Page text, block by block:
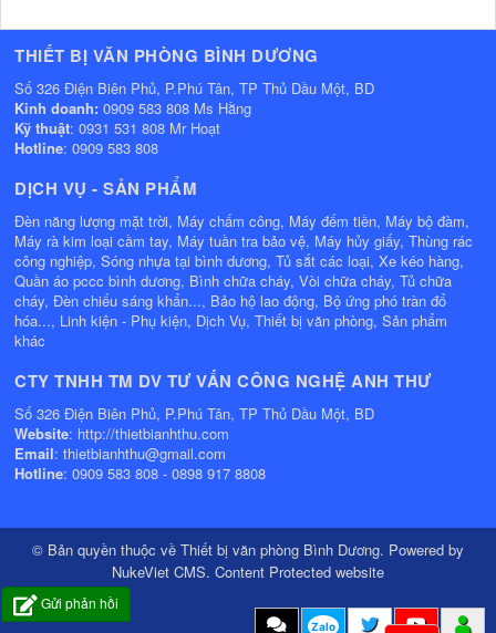
Zalo
THIẾT BỊ VĂN PHÒNG BÌNH DƯƠNG
Số 326 Điện Biên Phủ, P.Phú Tân, TP Thủ Dầu Một, BD
Kinh doanh: 0909 583 808 Ms Hằng
Kỹ thuật: 0931 531 808 Mr Hoạt
Hotline: 0909 583 808
DỊCH VỤ - SẢN PHẨM
Đèn năng lượng mặt trời, Máy chấm công, Máy đếm tiền, Máy bộ đàm,
Máy rà kim loại cầm tay, Máy tuần tra bảo vệ, Máy hủy giấy, Thùng rác
công nghiệp, Sóng nhựa tại bình dương, Tủ sắt các loại, Xe kéo hàng,
Quần áo pccc bình dương, Bình chữa cháy, Vòi chữa cháy, Tủ chữa
cháy, Đèn chiếu sáng khẩn..., Bảo hộ lao động, Bộ ứng phó tràn đổ
hóa..., Linh kiện - Phụ kiện, Dịch Vụ, Thiết bị văn phòng, Sản phẩm
khác
CTY TNHH TM DV TƯ VẤN CÔNG NGHỆ ANH THƯ
Số 326 Điện Biên Phủ, P.Phú Tân, TP Thủ Dầu Một, BD
Website: http://thietbianhthu.com
Email: thietbianhthu@gmail.com
Hotline: 0909 583 808 - 0898 917 8808
Gửi phản hồi
© Bản quyền thuộc về Thiết bị văn phòng Bình Dương. Powered by
NukeViet CMS. Content Protected website